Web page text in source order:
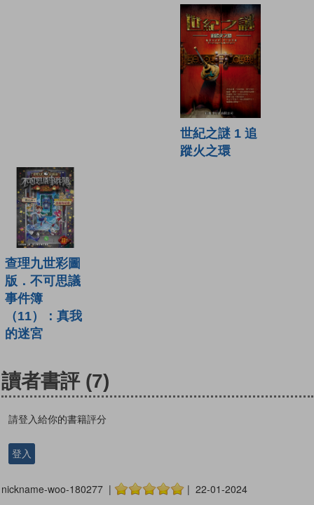
世紀之謎 1 追
蹤火之環
查理九世彩圖
版．不可思議
事件簿
（11）：真我
的迷宮
讀者書評 (7)
請登入給你的書籍評分
登入
nickname-woo-180277 | | 22-01-2024